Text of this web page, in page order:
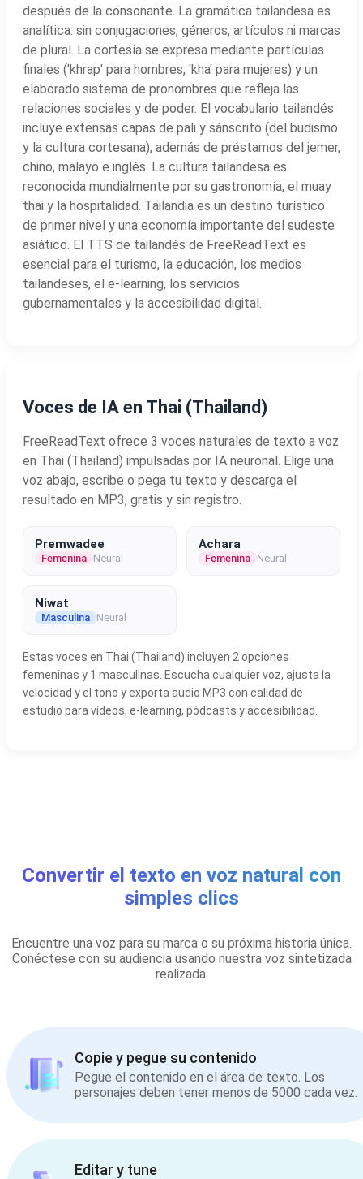
después de la consonante. La gramática tailandesa es
analítica: sin conjugaciones, géneros, artículos ni marcas
de plural. La cortesía se expresa mediante partículas
finales ('khrap' para hombres, 'kha' para mujeres) y un
elaborado sistema de pronombres que refleja las
relaciones sociales y de poder. El vocabulario tailandés
incluye extensas capas de pali y sánscrito (del budismo
y la cultura cortesana), además de préstamos del jemer,
chino, malayo e inglés. La cultura tailandesa es
reconocida mundialmente por su gastronomía, el muay
thai y la hospitalidad. Tailandia es un destino turístico
de primer nivel y una economía importante del sudeste
asiático. El TTS de tailandés de FreeReadText es
esencial para el turismo, la educación, los medios
tailandeses, el e-learning, los servicios
gubernamentales y la accesibilidad digital.
Voces de IA en Thai (Thailand)
FreeReadText ofrece 3 voces naturales de texto a voz
en Thai (Thailand) impulsadas por IA neuronal. Elige una
voz abajo, escribe o pega tu texto y descarga el
resultado en MP3, gratis y sin registro.
Premwadee
Femenina Neural
Achara
Femenina Neural
Niwat
Masculina Neural
Estas voces en Thai (Thailand) incluyen 2 opciones
femeninas y 1 masculinas. Escucha cualquier voz, ajusta la
velocidad y el tono y exporta audio MP3 con calidad de
estudio para vídeos, e-learning, pódcasts y accesibilidad.
Convertir el texto en voz natural con
simples clics
Encuentre una voz para su marca o su próxima historia única.
Conéctese con su audiencia usando nuestra voz sintetizada
realizada.
Copie y pegue su contenido
Pegue el contenido en el área de texto. Los
personajes deben tener menos de 5000 cada vez.
Editar y tune